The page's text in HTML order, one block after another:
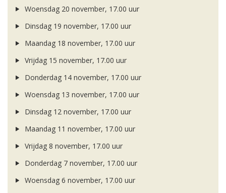
Woensdag 20 november, 17.00 uur
Dinsdag 19 november, 17.00 uur
Maandag 18 november, 17.00 uur
Vrijdag 15 november, 17.00 uur
Donderdag 14 november, 17.00 uur
Woensdag 13 november, 17.00 uur
Dinsdag 12 november, 17.00 uur
Maandag 11 november, 17.00 uur
Vrijdag 8 november, 17.00 uur
Donderdag 7 november, 17.00 uur
Woensdag 6 november, 17.00 uur